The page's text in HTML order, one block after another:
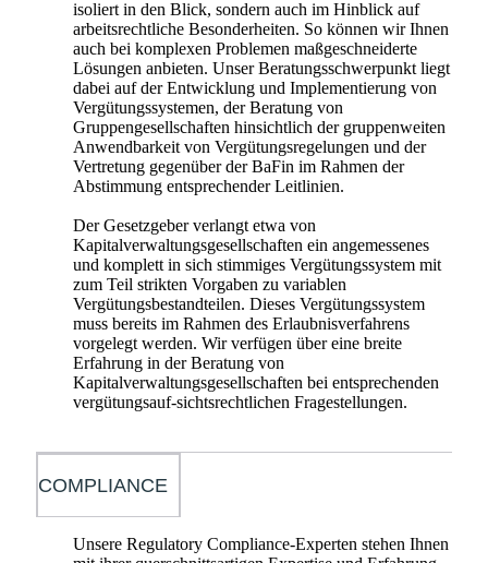
isoliert in den Blick, sondern auch im Hinblick auf
arbeitsrechtliche Besonderheiten. So können wir Ihnen
auch bei komplexen Problemen maßgeschneiderte
Lösungen anbieten. Unser Beratungsschwerpunkt liegt
dabei auf der Entwicklung und Implementierung von
Vergütungssystemen, der Beratung von
Gruppengesellschaften hinsichtlich der gruppenweiten
Anwendbarkeit von Vergütungsregelungen und der
Vertretung gegenüber der BaFin im Rahmen der
Abstimmung entsprechender Leitlinien.
Der Gesetzgeber verlangt etwa von
Kapitalverwaltungsgesellschaften ein angemessenes
und komplett in sich stimmiges Vergütungssystem mit
zum Teil strikten Vorgaben zu variablen
Vergütungsbestandteilen. Dieses Vergütungssystem
muss bereits im Rahmen des Erlaubnisverfahrens
vorgelegt werden. Wir verfügen über eine breite
Erfahrung in der Beratung von
Kapitalverwaltungsgesellschaften bei entsprechenden
vergütungsauf-sichtsrechtlichen Fragestellungen.
COMPLIANCE
Unsere Regulatory Compliance-Experten stehen Ihnen